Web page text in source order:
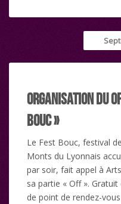
Organisation du
Bouc »
Le Fest Bouc, festival
Monts du Lyonnais
par soir, fait appel à
sa partie « Off ».
de point de rendez-